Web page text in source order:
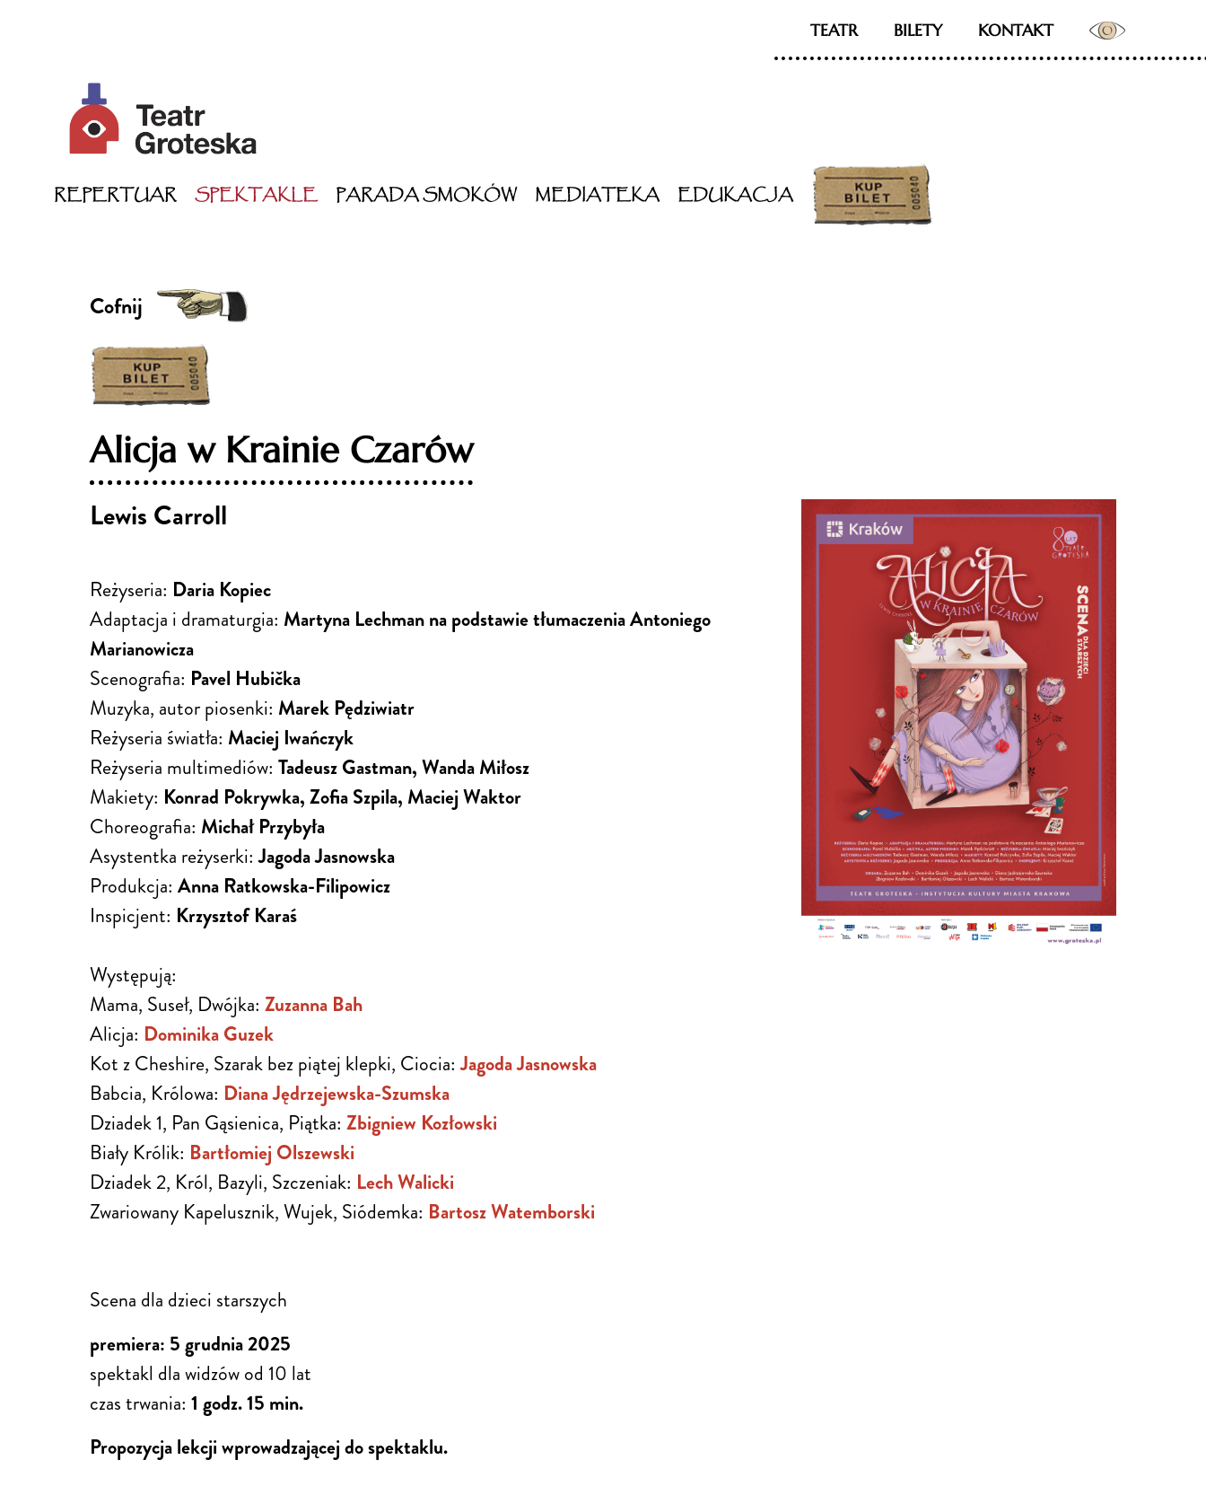
TEATR BILETY KONTAKT
REPERTUAR SPEKTAKLE PARADA SMOKÓW MEDIATEKA EDUKACJA
Cofnij
Alicja w Krainie Czarów
Lewis Carroll
Reżyseria: Daria Kopiec
Adaptacja i dramaturgia: Martyna Lechman na podstawie tłumaczenia Antoniego
Marianowicza
Scenografia: Pavel Hubička
Muzyka, autor piosenki: Marek Pędziwiatr
Reżyseria światła: Maciej Iwańczyk
Reżyseria multimediów: Tadeusz Gastman, Wanda Miłosz
Makiety: Konrad Pokrywka, Zofia Szpila, Maciej Waktor
Choreografia: Michał Przybyła
Asystentka reżyserki:Jagoda Jasnowska
Produkcja: Anna Ratkowska-Filipowicz
Inspicjent: Krzysztof Karaś
Występują:
Mama, Suseł, Dwójka: Zuzanna Bah
Alicja: Dominika Guzek
Kot z Cheshire, Szarak bez piątej klepki, Ciocia: Jagoda Jasnowska
Babcia, Królowa: Diana Jędrzejewska-Szumska
Dziadek 1, Pan Gąsienica, Piątka: Zbigniew Kozłowski
Biały Królik: Bartłomiej Olszewski
Dziadek 2, Król, Bazyli, Szczeniak: Lech Walicki
Zwariowany Kapelusznik, Wujek, Siódemka: Bartosz Watemborski
Scena dla dzieci starszych
premiera: 5 grudnia 2025
spektakl dla widzów od 10 lat
czas trwania: 1 godz. 15 min.
Propozycja lekcji wprowadzającej do spektaklu.